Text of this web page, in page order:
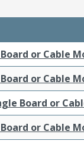
or Cable
or Cable
Board or
or Cable